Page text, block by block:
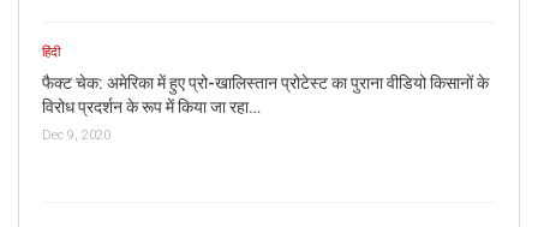
pic.twitter.com/Hy3iuoG1Jg
— Tejashwi Yadav (@yadavtejashwi)
हिंदी
फैक्ट चेक: अमेरिका में हुए प्रो-खालिस्तान प्रोटेस्ट का पुराना वीडियो किसानों के
विरोध प्रदर्शन के रूप में किया जा रहा…
Dec 9, 2020